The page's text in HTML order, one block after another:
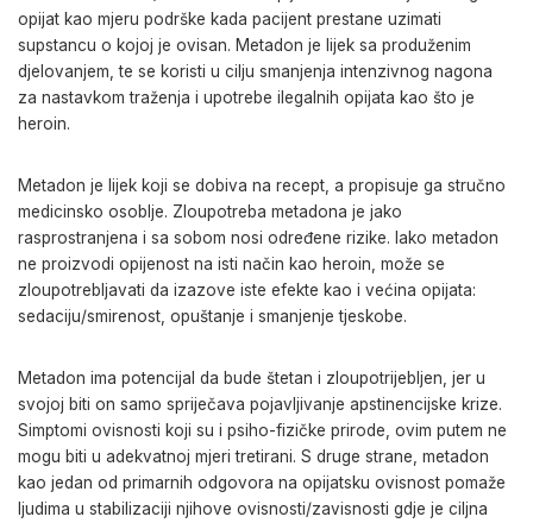
opijat kao mjeru podrške kada pacijent prestane uzimati
supstancu o kojoj je ovisan. Metadon je lijek sa produženim
djelovanjem, te se koristi u cilju smanjenja intenzivnog nagona
za nastavkom traženja i upotrebe ilegalnih opijata kao što je
heroin.
Metadon je lijek koji se dobiva na recept, a propisuje ga stručno
medicinsko osoblje. Zloupotreba metadona je jako
rasprostranjena i sa sobom nosi određene rizike. Iako metadon
ne proizvodi opijenost na isti način kao heroin, može se
zloupotrebljavati da izazove iste efekte kao i većina opijata:
sedaciju/smirenost, opuštanje i smanjenje tjeskobe.
Metadon ima potencijal da bude štetan i zloupotrijebljen, jer u
svojoj biti on samo spriječava pojavljivanje apstinencijske krize.
Simptomi ovisnosti koji su i psiho-fizičke prirode, ovim putem ne
mogu biti u adekvatnoj mjeri tretirani. S druge strane, metadon
kao jedan od primarnih odgovora na opijatsku ovisnost pomaže
ljudima u stabilizaciji njihove ovisnosti/zavisnosti gdje je ciljna